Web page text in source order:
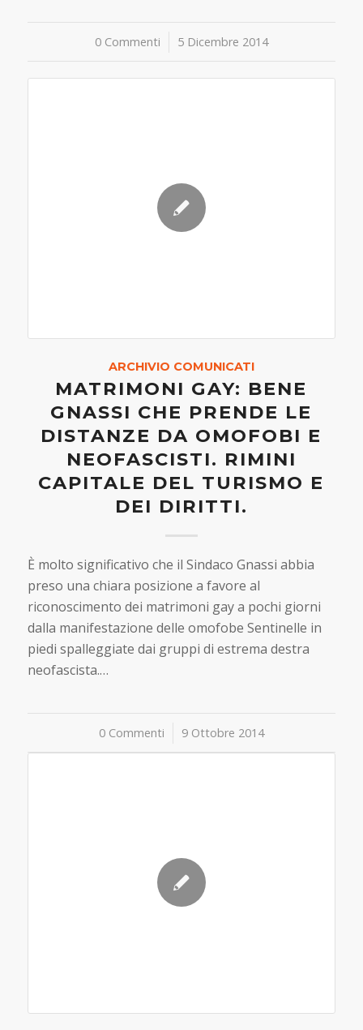
0 Commenti
/ 5 Dicembre 2014
ARCHIVIO COMUNICATI
MATRIMONI GAY: BENE
GNASSI CHE PRENDE LE
DISTANZE DA OMOFOBI E
NEOFASCISTI. RIMINI
CAPITALE DEL TURISMO E
DEI DIRITTI.
È molto significativo che il Sindaco Gnassi abbia
preso una chiara posizione a favore al
riconoscimento dei matrimoni gay a pochi giorni
dalla manifestazione delle omofobe Sentinelle in
piedi spalleggiate dai gruppi di estrema destra
neofascista.…
0 Commenti
/ 9 Ottobre 2014